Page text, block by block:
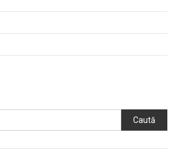
24
Caută